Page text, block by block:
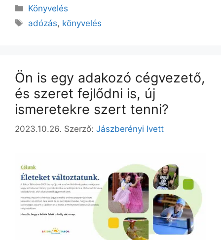
Könyvelés
adózás, könyvelés
Ön is egy adakozó cégvezető,
és szeret fejlődni is, új
ismeretekre szert tenni?
2023.10.26. Szerző: Jászberényi Ivett